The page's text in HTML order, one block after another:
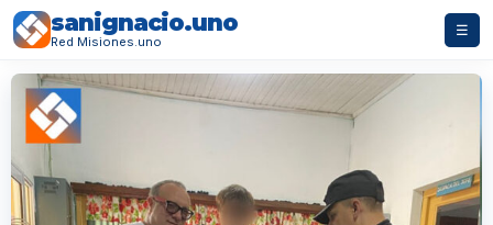
sanignacio.uno
Red Misiones.uno
☰